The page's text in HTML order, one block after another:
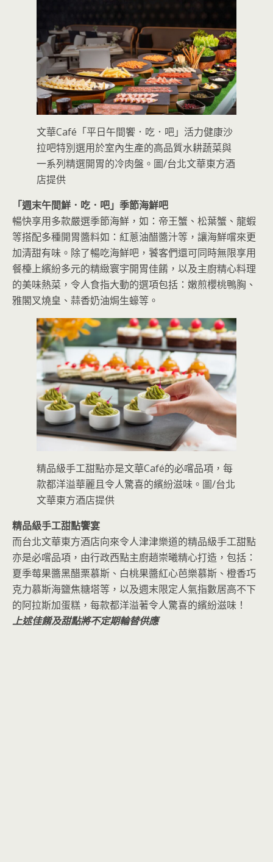
文華Café「平日午間饗．吃．吧」活力健康沙
拉吧特別選用於室內生產的高品質水耕蔬菜與
一系列精選開胃的冷肉盤。圖/台北文華東方酒
店提供
「週末午間鮮．吃．吧」季節海鮮吧
暢快享用多款嚴選季節海鮮，如：帝王蟹、松葉蟹、龍蝦
等搭配多種開胃醬料如：紅蔥油醋醬汁等，讓海鮮嚐來更
加清甜有味。除了暢吃海鮮吧，饕客們還可同時無限享用
餐檯上繽紛多元的精緻寰宇開胃佳餚，以及主廚精心料理
的美味熱菜，令人食指大動的選項包括：嫩煎櫻桃鴨胸、
雅閣叉燒皇、蒜香奶油焗生蠔等。
精品級手工甜點亦是文華Café的必嚐品項，每
款都洋溢華麗且令人驚喜的繽紛滋味。圖/台北
文華東方酒店提供
精品級手工甜點饗宴
而台北文華東方酒店向來令人津津樂道的精品級手工甜點
亦是必嚐品項，由行政西點主廚趙崇曦精心打造，包括：
夏季莓果醬黑醋栗慕斯、白桃果醬紅心芭樂慕斯、橙香巧
克力慕斯海鹽焦糖塔等，以及週末限定人氣指數居高不下
的阿拉斯加蛋糕，每款都洋溢著令人驚喜的繽紛滋味！
上述佳餚及甜點將不定期輪替供應